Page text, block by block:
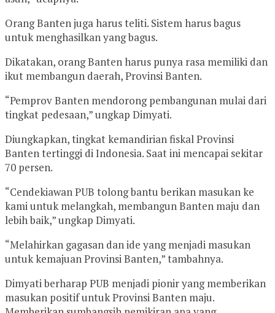
Orang Banten juga harus teliti. Sistem harus bagus
untuk menghasilkan yang bagus.
Dikatakan, orang Banten harus punya rasa memiliki dan
ikut membangun daerah, Provinsi Banten.
“Pemprov Banten mendorong pembangunan mulai dari
tingkat pedesaan,” ungkap Dimyati.
Diungkapkan, tingkat kemandirian fiskal Provinsi
Banten tertinggi di Indonesia. Saat ini mencapai sekitar
70 persen.
“Cendekiawan PUB tolong bantu berikan masukan ke
kami untuk melangkah, membangun Banten maju dan
lebih baik,” ungkap Dimyati.
“Melahirkan gagasan dan ide yang menjadi masukan
untuk kemajuan Provinsi Banten,” tambahnya.
Dimyati berharap PUB menjadi pionir yang memberikan
masukan positif untuk Provinsi Banten maju.